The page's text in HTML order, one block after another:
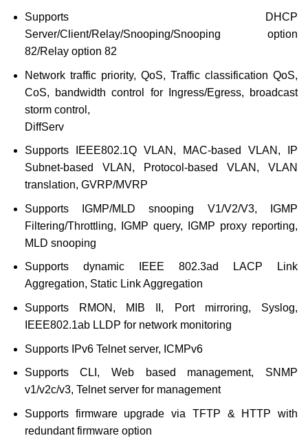
Supports DHCP
Server/Client/Relay/Snooping/Snooping option
82/Relay option 82
Network traffic priority, QoS, Traffic classification QoS,
CoS, bandwidth control for Ingress/Egress, broadcast
storm control,
DiffServ
Supports IEEE802.1Q VLAN, MAC-based VLAN, IP
Subnet-based VLAN, Protocol-based VLAN, VLAN
translation, GVRP/MVRP
Supports IGMP/MLD snooping V1/V2/V3, IGMP
Filtering/Throttling, IGMP query, IGMP proxy reporting,
MLD snooping
Supports dynamic IEEE 802.3ad LACP Link
Aggregation, Static Link Aggregation
Supports RMON, MIB II, Port mirroring, Syslog,
IEEE802.1ab LLDP for network monitoring
Supports IPv6 Telnet server, ICMPv6
Supports CLI, Web based management, SNMP
v1/v2c/v3, Telnet server for management
Supports firmware upgrade via TFTP & HTTP with
redundant firmware option